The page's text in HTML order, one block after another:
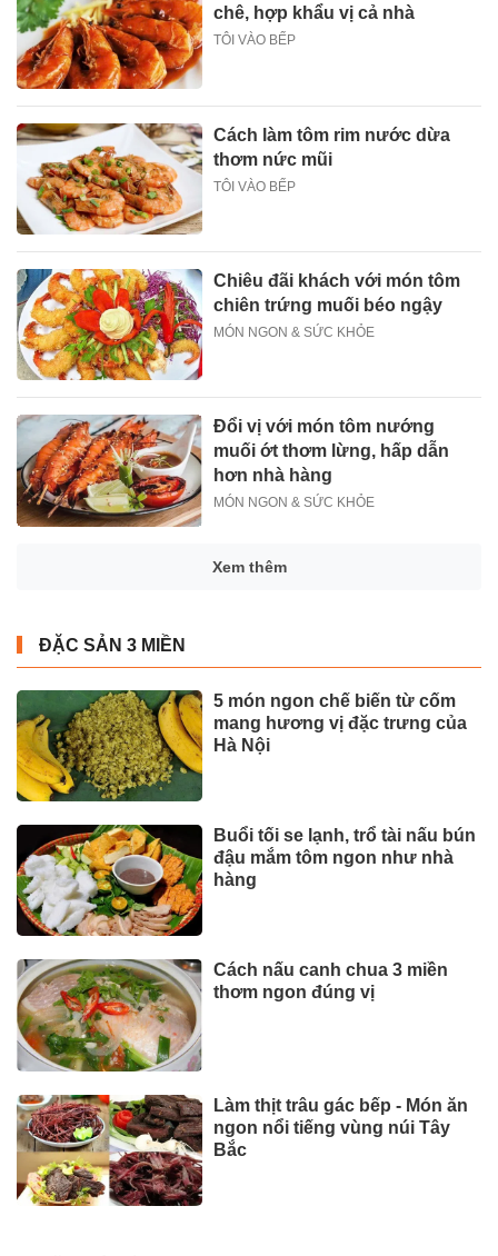
chê, hợp khẩu vị cả nhà
TÔI VÀO BẾP
Cách làm tôm rim nước dừa
thơm nức mũi
TÔI VÀO BẾP
Chiêu đãi khách với món tôm
chiên trứng muối béo ngậy
MÓN NGON & SỨC KHỎE
Đổi vị với món tôm nướng
muối ớt thơm lừng, hấp dẫn
hơn nhà hàng
MÓN NGON & SỨC KHỎE
Xem thêm
ĐẶC SẢN 3 MIỀN
5 món ngon chế biến từ cốm
mang hương vị đặc trưng của
Hà Nội
Buổi tối se lạnh, trổ tài nấu bún
đậu mắm tôm ngon như nhà
hàng
Cách nấu canh chua 3 miền
thơm ngon đúng vị
Làm thịt trâu gác bếp - Món ăn
ngon nổi tiếng vùng núi Tây
Bắc